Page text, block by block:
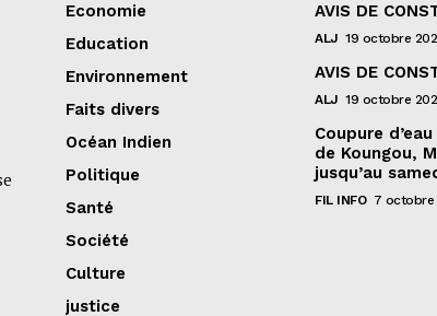
Economie
Education
Environnement
Faits divers
Océan Indien
Politique
Santé
Société
Culture
justice
AVIS DE
ALJ 19 octobre
AVIS DE
ALJ 19 octobre
Coupure
de Koungou,
jusqu’au
FIL INFO 7 octobre